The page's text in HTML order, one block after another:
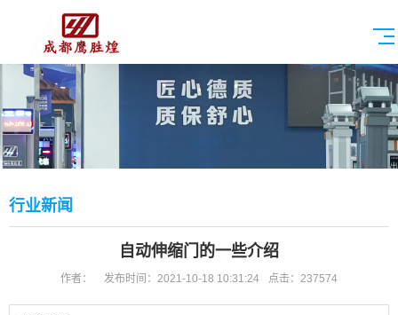
行业新闻
自动伸缩门的一些介绍
作者： 发布时间：2021-10-18 10:31:24 点击：237574